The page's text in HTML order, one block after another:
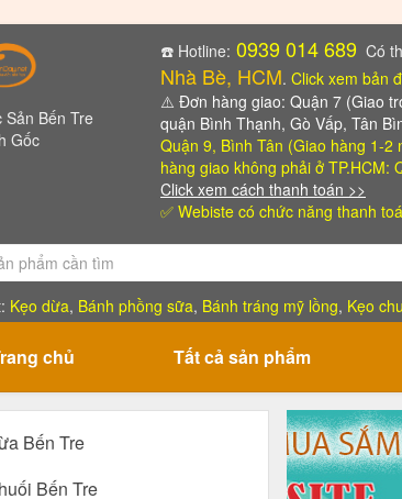
Bến Tre
Gốc
☎️ Hotline: 0939 014 689 Có
Nhà Bè, HCM. Click xem bản
⚠️ Đơn hàng giao: Quận 7 (Giao
quận Bình Thạnh, Gò Vấp, Tân
Quận 9, Bình Tân (Giao hàng 1-
hàng giao không phải ở TP.HCM:
Click xem cách thanh toán >>
✅ Webiste có chức năng thanh
Kẹo dừa, Bánh phồng sữa, Bánh tráng mỹ lồng, Kẹo
chủ Tất cả sản phẩm
Bến Tre
Bến Tre